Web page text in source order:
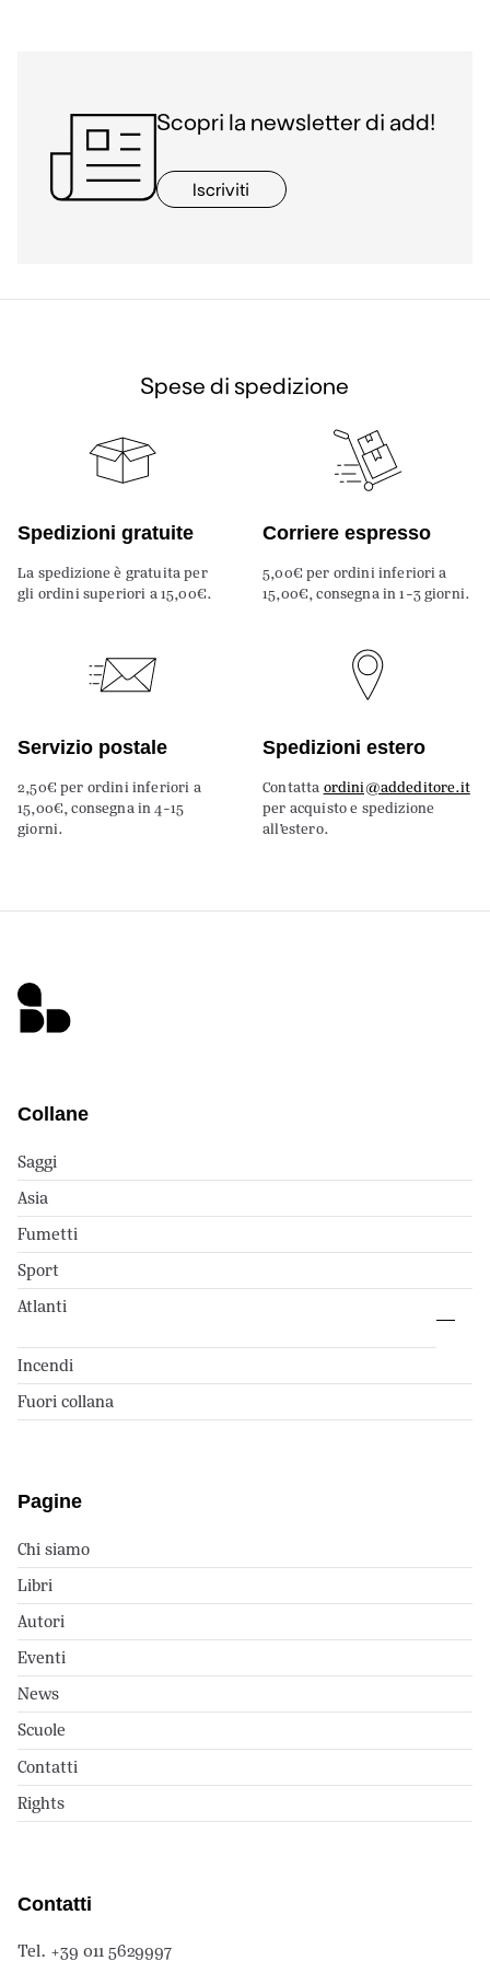
Scopri la newsletter di add!
Iscriviti
Spese di spedizione
Spedizioni gratuite
La spedizione è gratuita per
gli ordini superiori a 15,00€.
Corriere espresso
5,00€ per ordini inferiori a
15,00€, consegna in 1-3 giorni.
Servizio postale
2,50€ per ordini inferiori a
15,00€, consegna in 4-15
giorni.
Spedizioni estero
Contatta ordini@addeditore.it
per acquisto e spedizione
all’estero.
Collane
Saggi
Asia
Fumetti
Sport
Atlanti
Incendi
Fuori collana
Pagine
Chi siamo
Libri
Autori
Eventi
News
Scuole
Contatti
Rights
Contatti
Tel. +39 011 5629997